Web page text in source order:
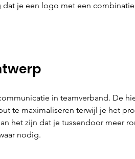
je een logo met een
in teamverband. De
te maximaliseren terwijl je het
het zijn dat je tussendoor meer
nodig.